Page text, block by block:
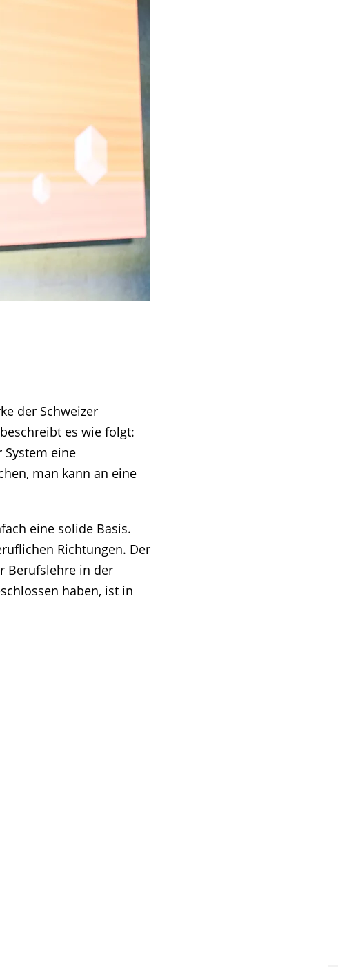
der Schweizer
es wie folgt:
System eine
man kann an eine
eine solide Basis.
Richtungen. Der
Berufslehre in der
haben, ist in